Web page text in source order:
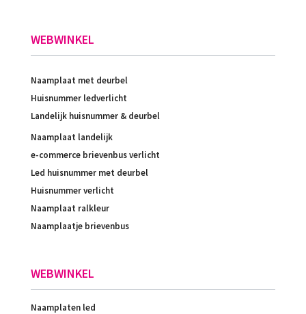
WEBWINKEL
Naamplaat met deurbel
Huisnummer ledverlicht
Landelijk huisnummer & deurbel
Naamplaat landelijk
e-commerce brievenbus verlicht
Led huisnummer met deurbel
Huisnummer verlicht
Naamplaat ralkleur
Naamplaatje brievenbus
WEBWINKEL
Naamplaten led